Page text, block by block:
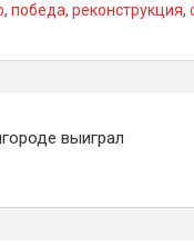
, победа, реконструкция,
выиграл